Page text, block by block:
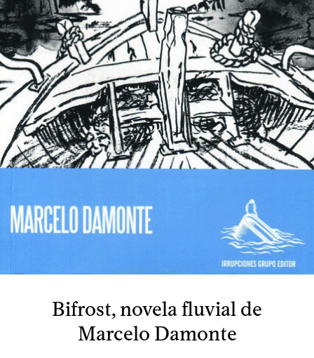
Bifrost, novela fluvial de
Marcelo Damonte